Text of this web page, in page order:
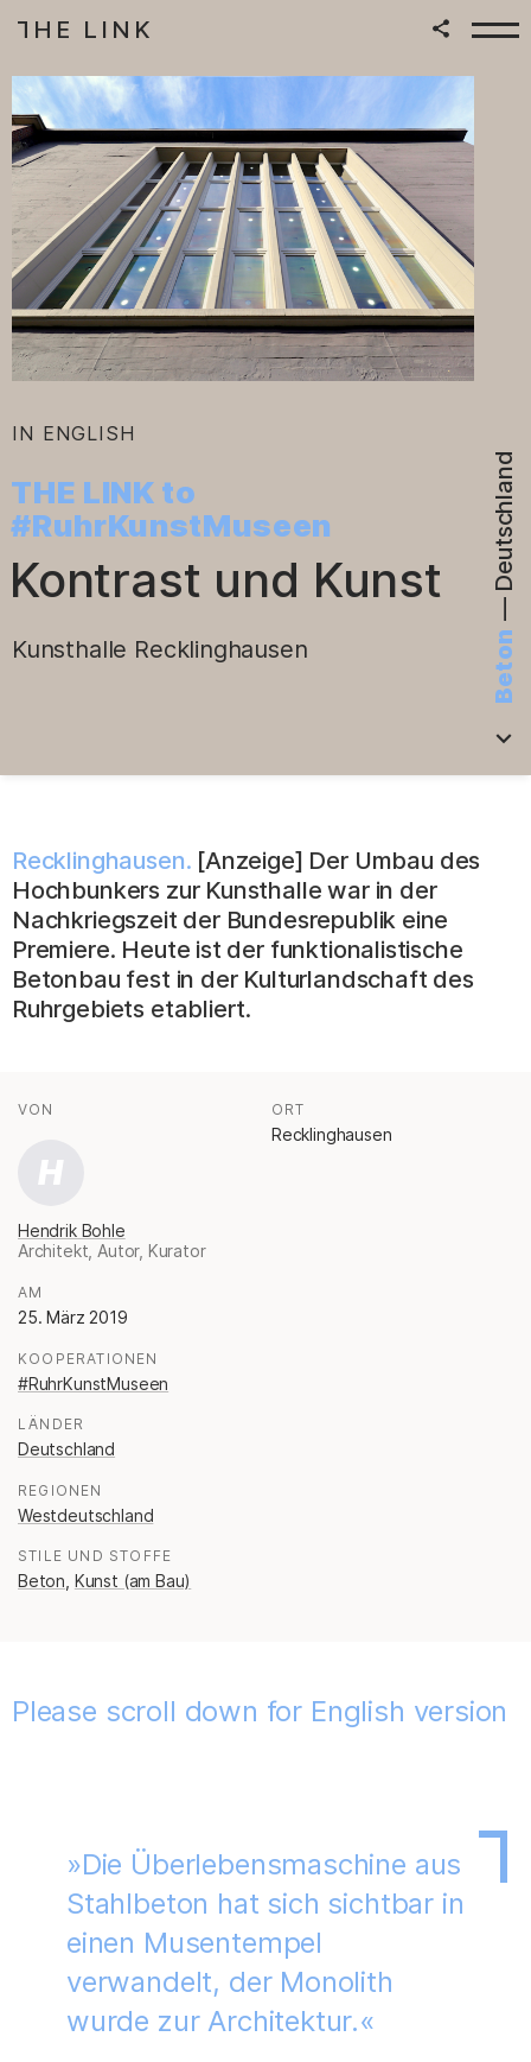
Zum Inhalt springen
T
HE LINK
THE LINK to
#RuhrKunstMuseen
Kontrast und Kunst
IN ENGLISH
Kunsthalle Recklinghausen Beton
Deutschland
Recklinghausen. [Anzeige] Der Umbau des
Hochbunkers zur Kunsthalle war in der
Nachkriegszeit der Bundesrepublik eine
Premiere. Heute ist der funktionalistische
Betonbau fest in der Kulturlandschaft des
Ruhrgebiets etabliert.
VON
H
Hendrik Bohle
Architekt, Autor, Kurator
AM
25. März 2019
KOOPERATIONEN
#RuhrKunstMuseen
LÄNDER
Deutschland
REGIONEN
Westdeutschland
STILE UND STOFFE
Beton Kunst (am Bau)
ORT
Recklinghausen
Please scroll down for English version
»Die Überlebensmaschine aus
Stahlbeton hat sich sichtbar in
einen Musentempel
verwandelt, der Monolith
wurde zur Architektur.«